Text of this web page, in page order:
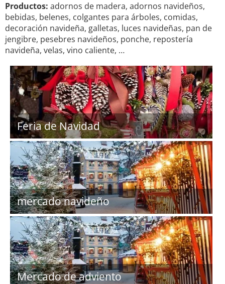
Productos: adornos de madera, adornos navideños,
bebidas, belenes, colgantes para árboles, comidas,
decoración navideña, galletas, luces navideñas, pan de
jengibre, pesebres navideños, ponche, repostería
navideña, velas, vino caliente, …
Feria de Navidad
mercado navideño
Mercado de adviento